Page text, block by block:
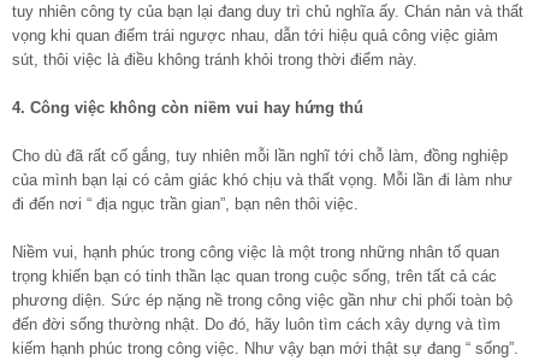
tuy nhiên công ty của bạn lại đang duy trì chủ nghĩa ấy. Chán nản và thất
vọng khi quan điểm trái ngược nhau, dẫn tới hiệu quả công việc giảm
sút, thôi việc là điều không tránh khỏi trong thời điểm này.
4. Công việc không còn niềm vui hay hứng thú
Cho dù đã rất cố gắng, tuy nhiên mỗi lần nghĩ tới chỗ làm, đồng nghiệp
của mình bạn lại có cảm giác khó chịu và thất vọng. Mỗi lần đi làm như
đi đến nơi “ địa ngục trần gian”, bạn nên thôi việc.
Niềm vui, hạnh phúc trong công việc là một trong những nhân tố quan
trọng khiến bạn có tinh thần lạc quan trong cuộc sống, trên tất cả các
phương diện. Sức ép nặng nề trong công việc gần như chi phối toàn bộ
đến đời sống thường nhật. Do đó, hãy luôn tìm cách xây dựng và tìm
kiếm hạnh phúc trong công việc. Như vậy bạn mới thật sự đang “ sống”.